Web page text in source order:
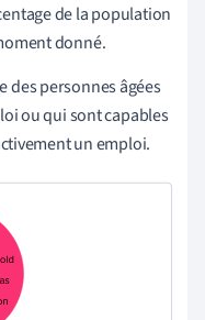
de la population
donné.
des personnes âgées
ou qui sont capables
un emploi.